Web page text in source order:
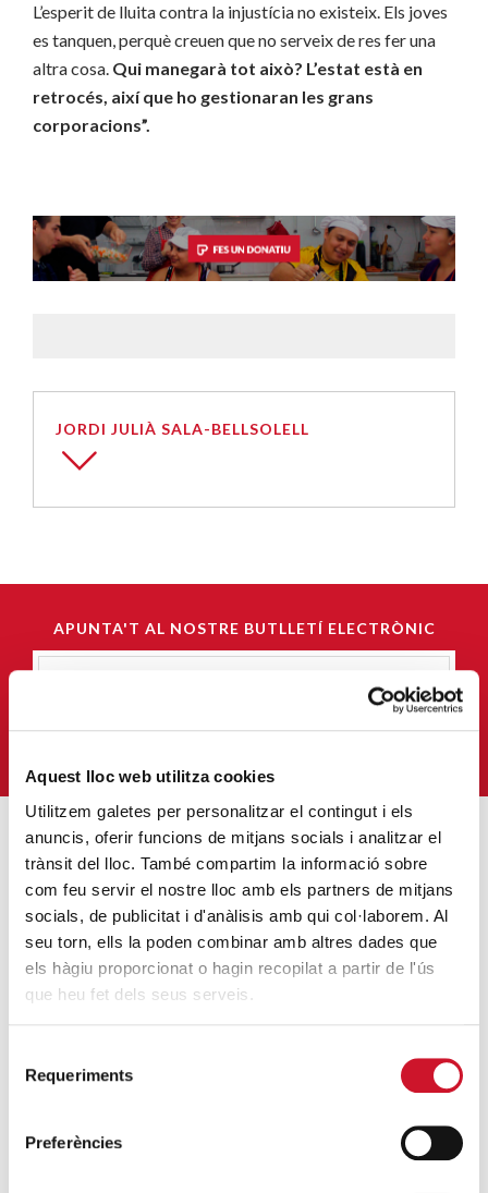
Aquest lloc web utilitza cookies
Utilitzem galetes per personalitzar el contingut i els
anuncis, oferir funcions de mitjans socials i analitzar el
trànsit del lloc. També compartim la informació sobre
com feu servir el nostre lloc amb els partners de mitjans
socials, de publicitat i d'anàlisis amb qui col·laborem. Al
seu torn, ells la poden combinar amb altres dades que
els hàgiu proporcionat o hagin recopilat a partir de l'ús
que heu fet dels seus serveis.
Requeriments
Preferències
L’esperit de lluita contra la injustícia no existeix. Els joves
es tanquen, perquè creuen que no serveix de res fer una
altra cosa. Qui manegarà tot això? L’estat està en
retrocés, així que ho gestionaran les grans
corporacions”.
JORDI JULIÀ SALA-BELLSOLELL
APUNTA'T AL NOSTRE BUTLLETÍ ELECTRÒNIC
Correu-
ENTRADES MÉS POPULARS
Càritas adequa la seva acció social a les
noves mesures excepcionals generades
pel COVID-19
SEGUEIX LLEGINT
d’Advent